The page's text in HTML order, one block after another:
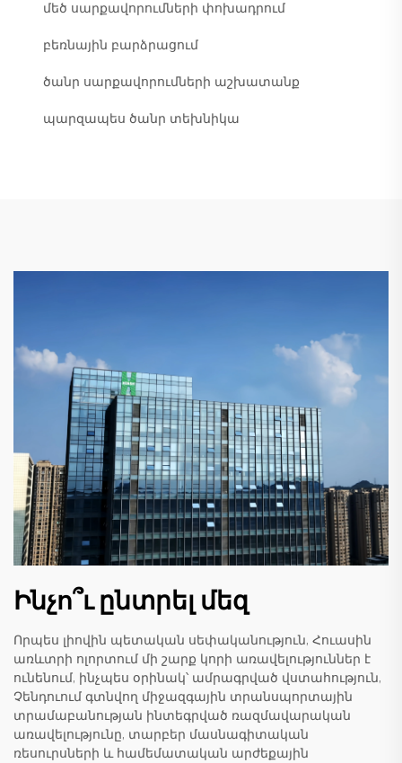
մեծ սարքավորումների փոխադրում
բեռնային բարձրացում
ծանր սարքավորումների աշխատանք
պարզապես ծանր տեխնիկա
Ինչո՞ւ ընտրել մեզ
Որպես լիովին պետական սեփականություն, Հուասին
առևտրի ոլորտում մի շարք կորի առավելություններ է
ունենում, ինչպես օրինակ՝ ամրագրված վստահություն,
Չենդուում գտնվող միջազգային տրանսպորտային
տրամաբանության ինտեգրված ռազմավարական
առավելությունը, տարբեր մասնագիտական
ռեսուրսների և համեմատական արժեքային